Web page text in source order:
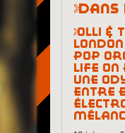
olli & the
pop
life on
une
entre